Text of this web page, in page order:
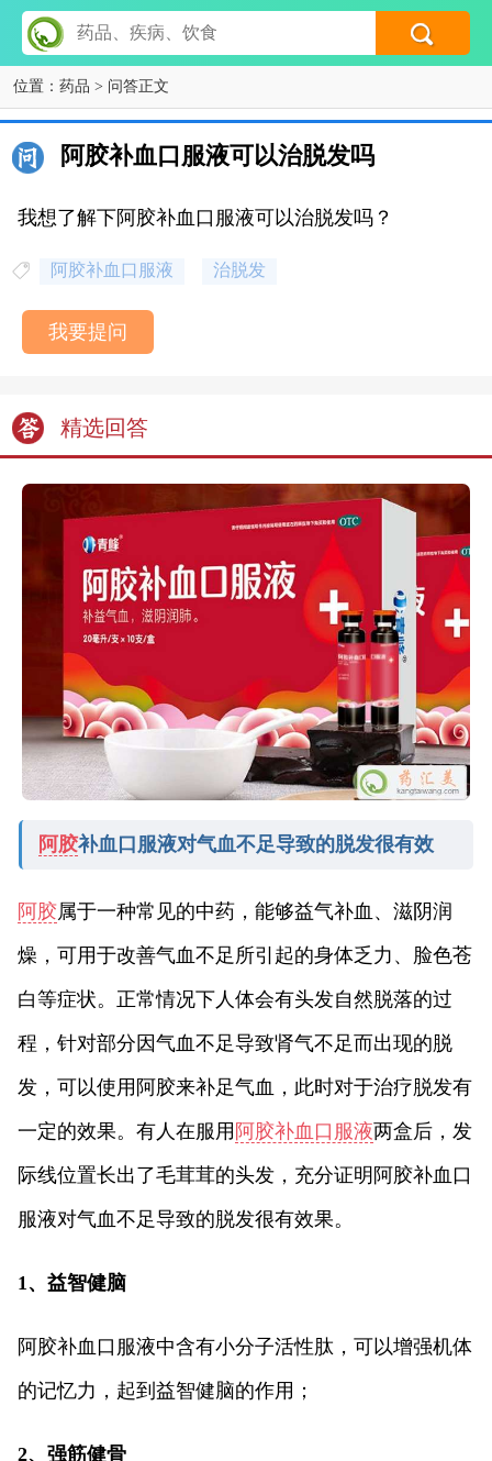
位置： 药品 > 问答正文
阿胶补血口服液可以治脱发吗
我想了解下阿胶补血口服液可以治脱发吗？
阿胶补血口服液 治脱发
我要提问
精选回答
阿胶补血口服液对气血不足导致的脱发很有效
阿胶属于一种常见的中药，能够益气补血、滋阴润
燥，可用于改善气血不足所引起的身体乏力、脸色苍
白等症状。正常情况下人体会有头发自然脱落的过
程，针对部分因气血不足导致肾气不足而出现的脱
发，可以使用阿胶来补足气血，此时对于治疗脱发有
一定的效果。有人在服用 阿胶补血口服液两盒后，发
际线位置长出了毛茸茸的头发，充分证明阿胶补血口
服液对气血不足导致的脱发很有效果。
1、益智健脑
阿胶补血口服液中含有小分子活性肽，可以增强机体
的记忆力，起到益智健脑的作用；
2、强筋健骨